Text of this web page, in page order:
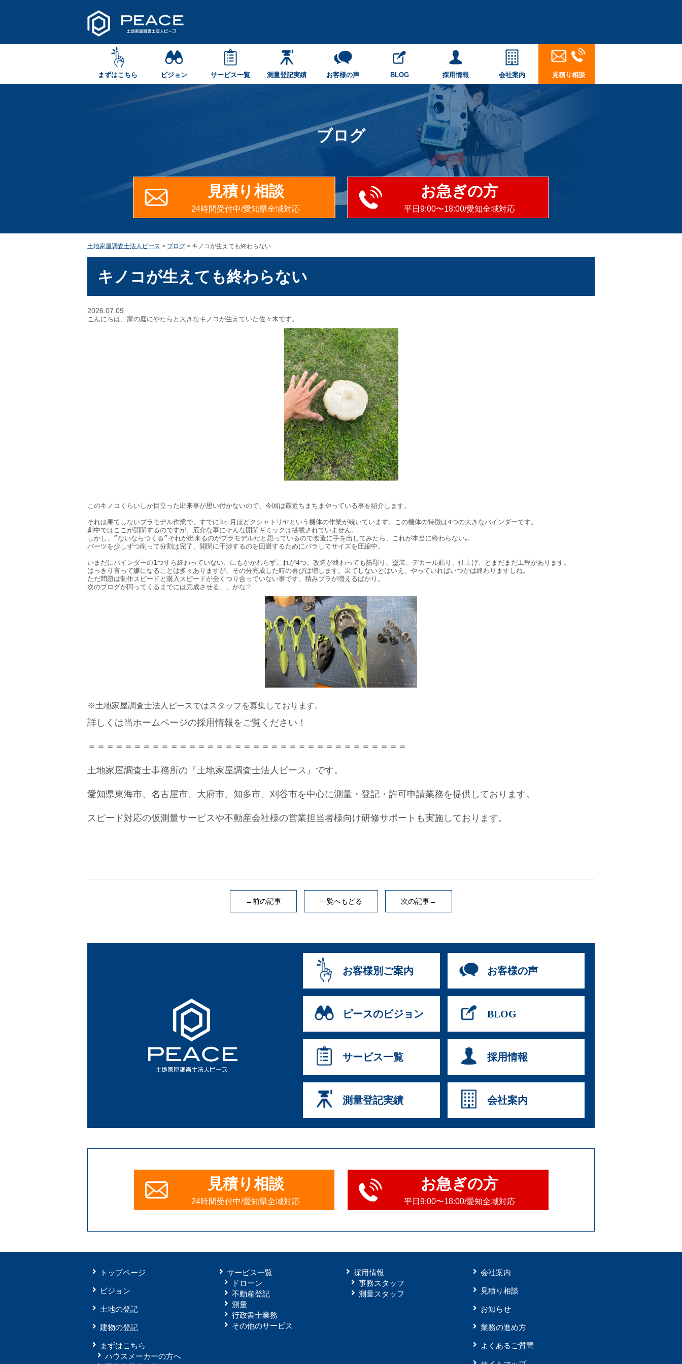
まずはこちら ビジョン サービス一覧 測量登記実績 お客様の声 BLOG 採用情報 会社案内 見積り相談
ブログ
見積り相談
24時間受付中/愛知県全域対応
お急ぎの方
平日9:00〜18:00/愛知全域対応
土地家屋調査士法人ピース > ブログ > キノコが生えても終わらない
キノコが生えても終わらない
2026.07.09
このキノコくらいしか目立った出来事が思い付かないので、今回は最近ちまちまやっている事を紹介します。
それは果てしないプラモデル作業で、すでに3ヶ月ほどクシャトリヤという機体の作業が続いています。この機体の特徴は4つの大きなバインダーです。
劇中ではここが開閉するのですが、厄介な事にそんな開閉ギミックは搭載されていません。
しかし、”ないならつくる”それが出来るのがプラモデルだと思っているので改造に手を出してみたら、これが本当に終わらない…
パーツを少しずつ削って分割は完了、開閉に干渉するのを回避するためにバラしてサイズを圧縮中。
いまだにバインダーの1つすら終わっていない、にもかかわらずこれが4つ。改造が終わっても筋彫り、塗装、デカール貼り、仕上げ、とまだまだ工程があります。
はっきり言って嫌になることは多々ありますが、その分完成した時の喜びは増します。果てしないとはいえ、やっていればいつかは終わりますしね。
ただ問題は制作スピードと購入スピードが全くつり合っていない事です。積みプラが増えるばかり。
※土地家屋調査士法人ピースではスタッフを募集しております。
詳しくは当ホームページの採用情報をご覧ください！
＝＝＝＝＝＝＝＝＝＝＝＝＝＝＝＝＝＝＝＝＝＝＝＝＝＝＝＝＝＝＝＝＝＝＝
土地家屋調査士事務所の『土地家屋調査士法人ピース』です。
愛知県東海市、名古屋市、大府市、知多市、刈谷市を中心に測量・登記・許可申請業務を提供しております。
スピード対応の仮測量サービスや不動産会社様の営業担当者様向け研修サポートも実施しております。
←前の記事 一覧へもどる 次の記事→
お客様別ご案内 お客様の声
ピースのビジョン BLOG
サービス一覧 採用情報
測量登記実績 会社案内
見積り相談
24時間受付中/愛知県全域対応
お急ぎの方
平日9:00〜18:00/愛知全域対応
トップページ
ビジョン
土地の登記
建物の登記
まずはこちら
ハウスメーカーの方へ
サービス一覧
ドローン
不動産登記
測量
行政書士業務
その他のサービス
採用情報
事務スタッフ
測量スタッフ
会社案内
見積り相談
お知らせ
業務の進め方
よくあるご質問